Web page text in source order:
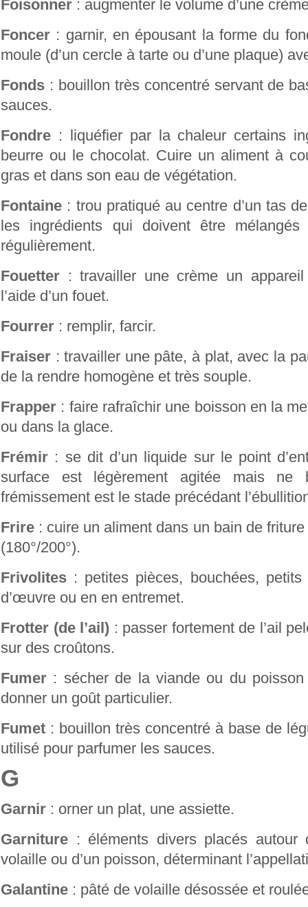
Foisonner : augmenter le volume d’une
Foncer : garnir, en épousant la forme du
moule (d’un cercle à tarte ou d’une plaque)
Fonds : bouillon très concentré servant de
sauces.
Fondre : liquéfier par la chaleur certains
beurre ou le chocolat. Cuire un aliment à
gras et dans son eau de végétation.
Fontaine : trou pratiqué au centre d’un tas
les ingrédients qui doivent être mélangés
régulièrement.
Fouetter : travailler une crème un
l’aide d’un fouet.
Fourrer : remplir, farcir.
Fraiser : travailler une pâte, à plat, avec la
de la rendre homogène et très souple.
Frapper : faire rafraîchir une boisson en la
ou dans la glace.
Frémir : se dit d’un liquide sur le point
surface est légèrement agitée mais ne
frémissement est le stade précédant
Frire : cuire un aliment dans un bain de
(180°/200°).
Frivolites : petites pièces, bouchées,
d’œuvre ou en en entremet.
Frotter (de l’ail) : passer fortement de l’ail
sur des croûtons.
Fumer : sécher de la viande ou du
donner un goût particulier.
Fumet : bouillon très concentré à base de
utilisé pour parfumer les sauces.
G
Garnir : orner un plat, une assiette.
Garniture : éléments divers placés autour
volaille ou d’un poisson, déterminant
Galantine : pâté de volaille désossée et